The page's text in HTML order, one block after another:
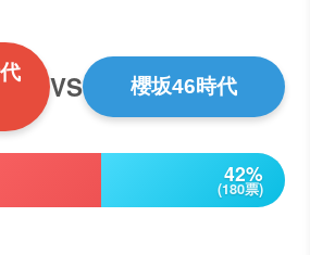
VS 櫻坂46時代
42%
(180票)